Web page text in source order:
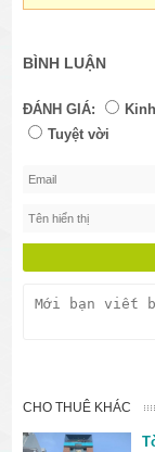
BÌNH LUẬN
ĐÁNH GIÁ:
Tuyệt vời
CHO THUÊ KHÁC